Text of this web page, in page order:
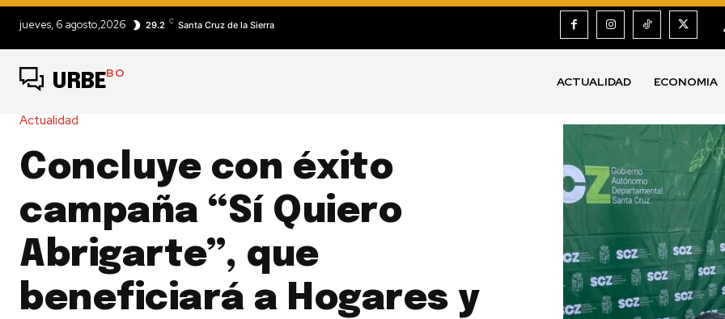
jueves, 6 agosto,2026 29.2 C Santa Cruz de la Sierra
URBEBO
ACTUALIDAD ECONOMIA
Actualidad
Concluye con éxito
campaña “Sí Quiero
Abrigarte”, que
beneficiará a Hogares y